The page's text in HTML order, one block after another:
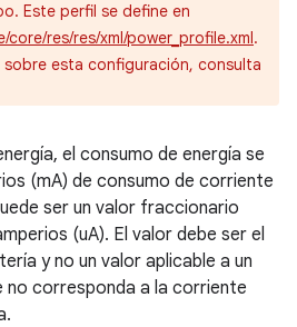
Este perfil se define en
res/res/xml/power_profile.xml.
esta configuración, consulta
el consumo de energía se
(mA) de consumo de corriente
ser un valor fraccionario
(uA). El valor debe ser el
y no un valor aplicable a un
no corresponda a la corriente